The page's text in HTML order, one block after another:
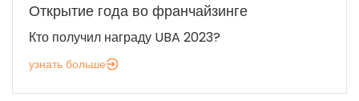
Открытие года во франчайзинге
Кто получил награду UBA 2023?
узнать больше